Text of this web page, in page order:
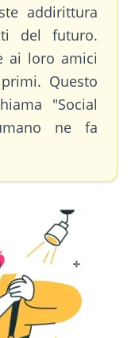
addirittura
del futuro.
ai loro amici
Questo
"Social
ne fa